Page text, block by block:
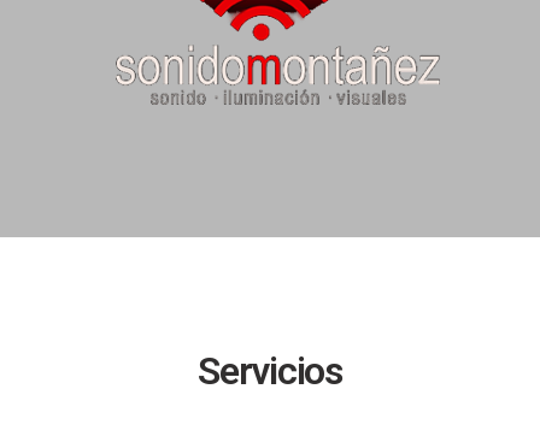
Servicios